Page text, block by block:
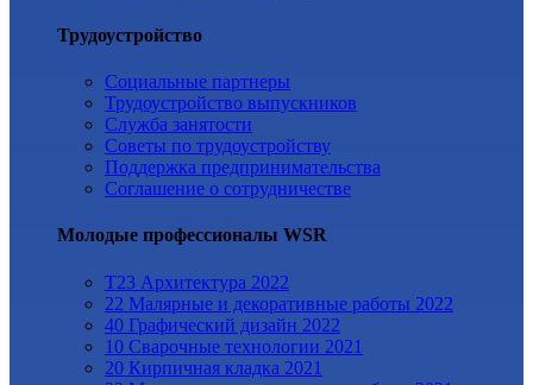
Трудоустройство
Cоциальные партнеры
Трудоустройство выпускников
Служба занятости
Советы по трудоустройству
Поддержка предпринимательства
Cоглашение о сотрудничестве
Молодые профессионалы WSR
T23 Архитектура 2022
22 Малярные и декоративные работы 2022
40 Графический дизайн 2022
10 Сварочные технологии 2021
20 Кирпичная кладка 2021